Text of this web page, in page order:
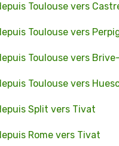
Toulouse vers
Toulouse vers
Toulouse vers
Toulouse vers
Split vers Tivat
Rome vers Tivat